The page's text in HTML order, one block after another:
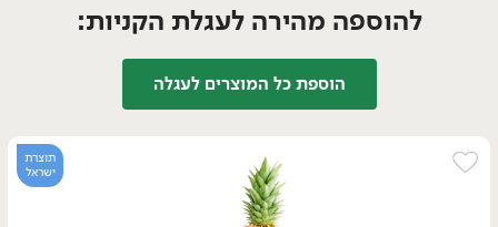
להוספה מהירה לעגלת הקניות:
הוספת כל המוצרים לעגלה
תוצרת
ישראל